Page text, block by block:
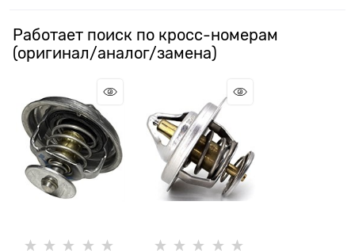
Работает поиск по кросс-номерам
(оригинал/аналог/замена)